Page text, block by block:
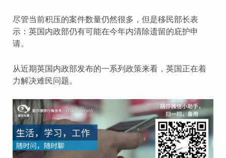
尽管当前积压的案件数量仍然很多，但是移民部长表
示：英国内政部仍有可能在今年内清除遗留的庇护申
请。
从近期英国内政部发布的一系列政策来看，英国正在着
力解决难民问题。